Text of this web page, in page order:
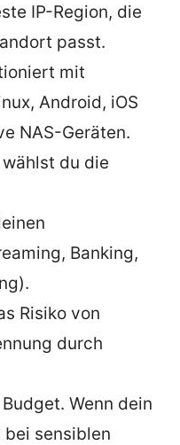
IP-Region, die
passt.
mit
Android, iOS
NAS-Geräten.
du die
Banking,
Risiko von
durch
Wenn dein
bei sensiblen